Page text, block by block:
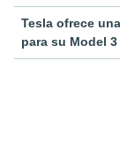
Tesla ofrece
para su Model